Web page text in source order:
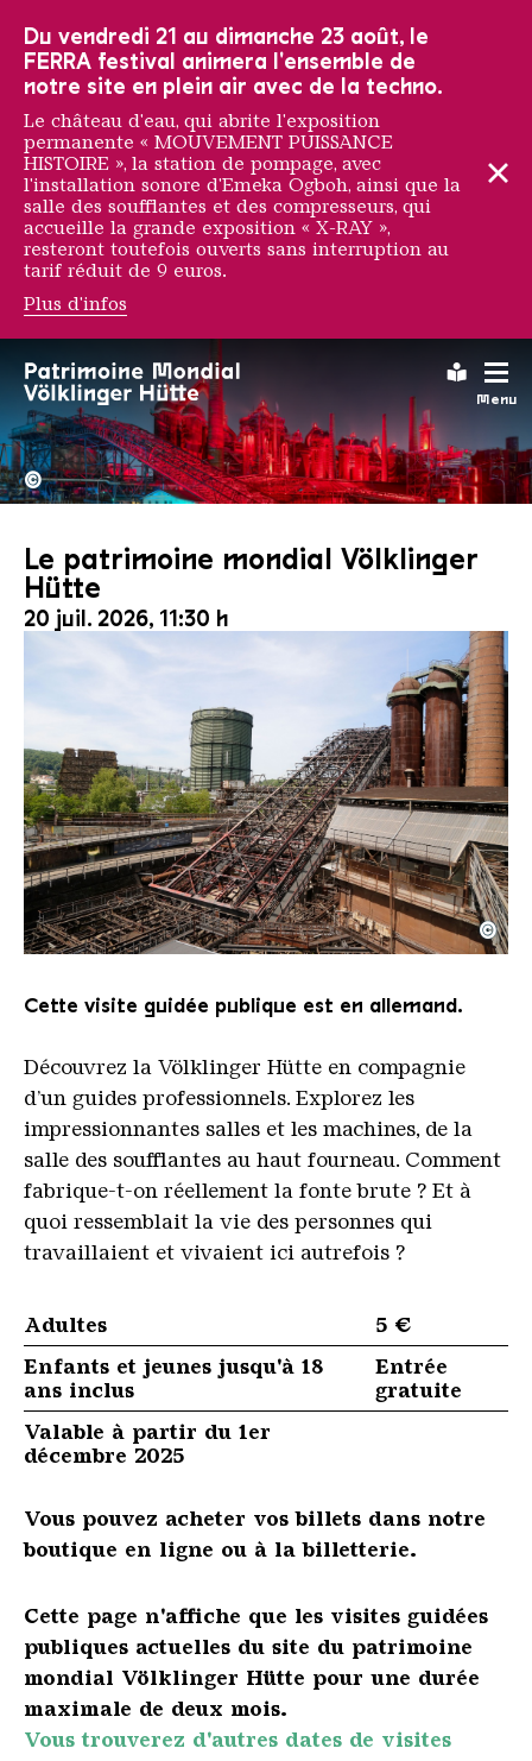
Menu
La Völklinger Hütte
Copyright:
©
Le patrimoine mondial Völklinger
Hütte
20 juil. 2026, 11:30 h
Le monte-charge incliné de la Völklinger Hütte
Copyright: Weltkulturerbe Völklinger Hütte | Karl
©
Cette visite guidée publique est en allemand.
Découvrez la Völklinger Hütte en compagnie
d’un guides professionnels. Explorez les
impressionnantes salles et les machines, de la
salle des soufflantes au haut fourneau. Comment
fabrique-t-on réellement la fonte brute ? Et à
quoi ressemblait la vie des personnes qui
travaillaient et vivaient ici autrefois ?
Adultes
5 €
Enfants et jeunes jusqu'à 18
ans inclus
Entrée
gratuite
Valable à partir du 1er
décembre 2025
Vous pouvez acheter vos billets dans notre
boutique en ligne ou à la billetterie.
Cette page n'affiche que les visites guidées
publiques actuelles du site du patrimoine
mondial Völklinger Hütte pour une durée
maximale de deux mois.
Vous trouverez d'autres dates de visites
Du vendredi 21 au dimanche 23 août, le
FERRA festival animera l'ensemble de
notre site en plein air avec de la techno.
Le château d'eau, qui abrite l'exposition
permanente « MOUVEMENT PUISSANCE
HISTOIRE », la station de pompage, avec
l'installation sonore d'Emeka Ogboh, ainsi que la
salle des soufflantes et des compresseurs, qui
accueille la grande exposition « X-RAY »,
resteront toutefois ouverts sans interruption au
tarif réduit de 9 euros.
Plus d'infos